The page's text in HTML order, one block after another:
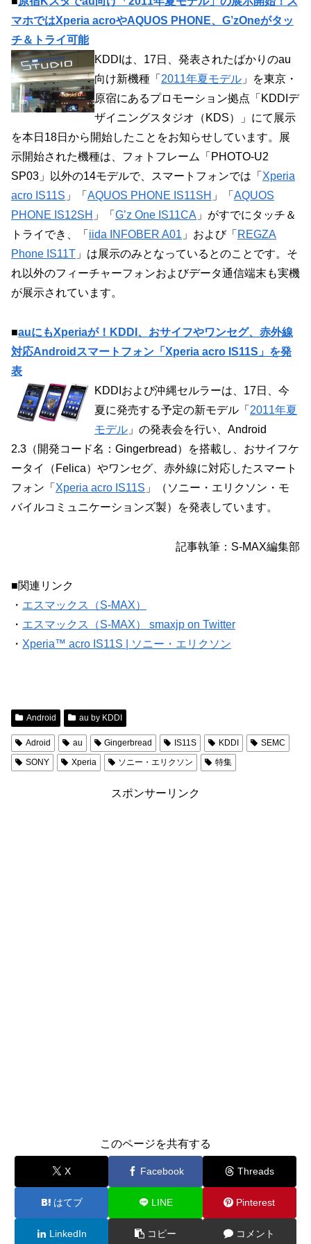
マホではXperia acroやAQUOS PHONE、G’zOneがタッ
チ＆トライ可能
KDDIは、17日、発表されたばかりのau
向け新機種「 2011年夏モデル 」を東京・
原宿にあるプロモーション拠点「KDDIデ
ザイニングスタジオ（KDS）」にて展示
を本日18日から開始したことをお知らせしています。展
示開始された機種は、フォトフレーム「PHOTO-U2
SP03」以外の14モデルで、スマートフォンでは「 Xperia
acro IS11S 」「 AQUOS PHONE IS11SH 」「 AQUOS
PHONE IS12SH 」「 G’z One IS11CA 」がすでにタッチ＆
トライでき、「 iida INFOBER A01 」および「 REGZA
Phone IS11T 」は展示のみとなっているとのことです。そ
れ以外のフィーチャーフォンおよびデータ通信端末も実機
が展示されています。
■auにもXperiaが！KDDI、おサイフやワンセグ、赤外線
対応Androidスマートフォン「Xperia acro IS11S」を発
表
KDDIおよび沖縄セルラーは、17日、今
夏に発売する予定の新モデル「 2011年夏
モデル 」の発表会を行い、Android
2.3（開発コード名：Gingerbread）を搭載し、おサイフケ
ータイ（Felica）やワンセグ、赤外線に対応したスマート
フォン「 Xperia acro IS11S 」（ソニー・エリクソン・モ
バイルコミュニケーションズ製）を発表しています。
記事執筆：S-MAX編集部
■関連リンク
・ エスマックス（S-MAX）
・ エスマックス（S-MAX） smaxjp on Twitter
・ Xperia™ acro IS11S | ソニー・エリクソン
Android au by KDDI
Adroid au Gingerbread IS11S KDDI
SEMC
SONY
Xperia ソニー・エリクソン 特集
スポンサーリンク
このページを共有する
X Facebook Threads
はてブ LINE Pinterest
LinkedIn コピー コメント